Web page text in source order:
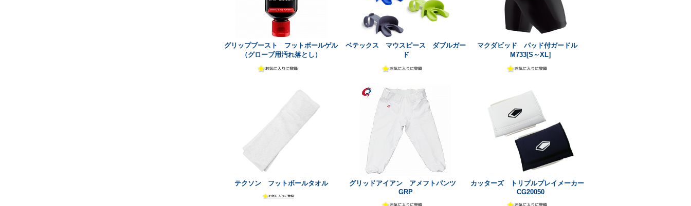
グリップブースト フットボールゲル
（グローブ用汚れ落とし）
ベテックス マウスピース ダブルガー
ド
マクダビッド パッド付ガードル
M733[S～XL]
テクソン フットボールタオル
グリッドアイアン アメフトパンツ
GRP
カッターズ トリプルプレイメーカー
CG20050